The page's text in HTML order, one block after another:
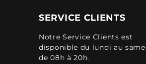
SERVICE CLIENTS
Notre Service Clients est
disponible du lundi au
de 08h à 20h.